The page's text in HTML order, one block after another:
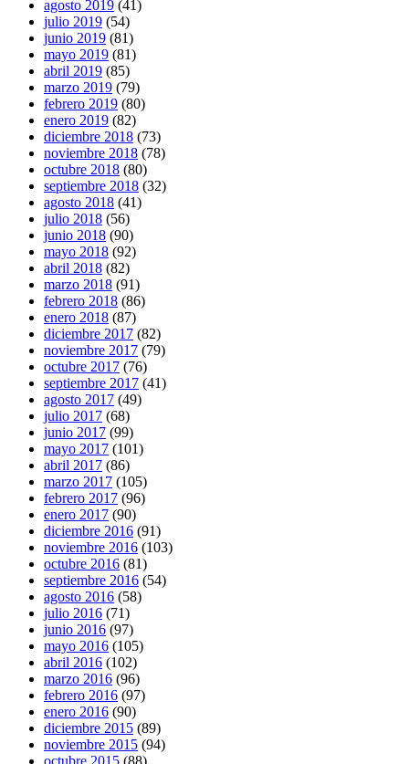
agosto 2019 (41)
julio 2019 (54)
junio 2019 (81)
mayo 2019 (81)
abril 2019 (85)
marzo 2019 (79)
febrero 2019 (80)
enero 2019 (82)
diciembre 2018 (73)
noviembre 2018 (78)
octubre 2018 (80)
septiembre 2018 (32)
agosto 2018 (41)
julio 2018 (56)
junio 2018 (90)
mayo 2018 (92)
abril 2018 (82)
marzo 2018 (91)
febrero 2018 (86)
enero 2018 (87)
diciembre 2017 (82)
noviembre 2017 (79)
octubre 2017 (76)
septiembre 2017 (41)
agosto 2017 (49)
julio 2017 (68)
junio 2017 (99)
mayo 2017 (101)
abril 2017 (86)
marzo 2017 (105)
febrero 2017 (96)
enero 2017 (90)
diciembre 2016 (91)
noviembre 2016 (103)
octubre 2016 (81)
septiembre 2016 (54)
agosto 2016 (58)
julio 2016 (71)
junio 2016 (97)
mayo 2016 (105)
abril 2016 (102)
marzo 2016 (96)
febrero 2016 (97)
enero 2016 (90)
diciembre 2015 (89)
noviembre 2015 (94)
octubre 2015 (88)